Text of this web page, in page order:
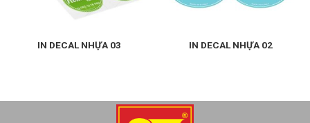
IN DECAL NHỰA 03 IN DECAL NHỰA 02